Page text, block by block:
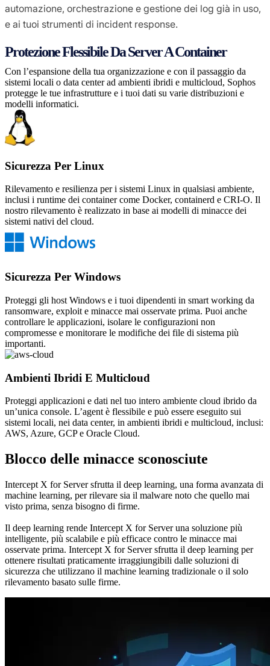
automazione, orchestrazione e gestione dei log già in uso,
e ai tuoi strumenti di incident response.
Protezione Flessibile Da Server A Container
Con l’espansione della tua organizzazione e con il passaggio da
sistemi locali o data center ad ambienti ibridi e multicloud, Sophos
protegge le tue infrastrutture e i tuoi dati su varie distribuzioni e
modelli informatici.
Sicurezza Per Linux
Rilevamento e resilienza per i sistemi Linux in qualsiasi ambiente,
inclusi i runtime dei container come Docker, containerd e CRI-O. Il
nostro rilevamento è realizzato in base ai modelli di minacce dei
sistemi nativi del cloud.
Sicurezza Per Windows
Proteggi gli host Windows e i tuoi dipendenti in smart working da
ransomware, exploit e minacce mai osservate prima. Puoi anche
controllare le applicazioni, isolare le configurazioni non
compromesse e monitorare le modifiche dei file di sistema più
importanti.
Ambienti Ibridi E Multicloud
Proteggi applicazioni e dati nel tuo intero ambiente cloud ibrido da
un’unica console. L’agent è flessibile e può essere eseguito sui
sistemi locali, nei data center, in ambienti ibridi e multicloud, inclusi:
AWS, Azure, GCP e Oracle Cloud.
Blocco delle minacce sconosciute
Intercept X for Server sfrutta il deep learning, una forma avanzata di
machine learning, per rilevare sia il malware noto che quello mai
visto prima, senza bisogno di firme.
Il deep learning rende Intercept X for Server una soluzione più
intelligente, più scalabile e più efficace contro le minacce mai
osservate prima. Intercept X for Server sfrutta il deep learning per
ottenere risultati praticamente irraggiungibili dalle soluzioni di
sicurezza che utilizzano il machine learning tradizionale o il solo
rilevamento basato sulle firme.